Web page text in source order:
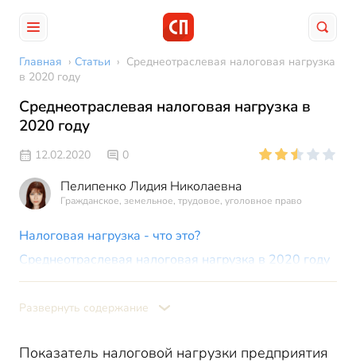
Главная › Статьи › Среднеотраслевая налоговая нагрузка
в 2020 году
Среднеотраслевая налоговая нагрузка в
2020 году
12.02.2020 0
Пелипенко Лидия Николаевна
Гражданское, земельное, трудовое, уголовное право
Налоговая нагрузка - что это?
Среднеотраслевая налоговая нагрузка в 2020 году
Расчет налоговой нагрузки
Пример
режимов налогообложения
Развернуть содержание
Показатель налоговой нагрузки предприятия